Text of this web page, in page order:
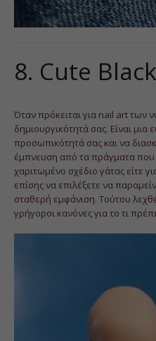
8. Cute
Όταν πρόκειται για nail art των
δημιουργικότητά σας. Είναι μια
προσωπικότητά σας και να
έμπνευση από τα πράγματα που
χαριτωμένο σχέδιο γάτας είτε
επίσης να επιλέξετε να
σταθερή εμφάνιση. Τούτου
γρήγοροι κανόνες για το τι